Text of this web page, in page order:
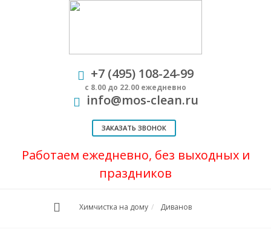
+7 (495) 108-24-99
с 8.00 до 22.00 ежедневно
info@mos-clean.ru
ЗАКАЗАТЬ ЗВОНОК
Работаем ежедневно, без выходных и
праздников
Химчистка на дому Диванов